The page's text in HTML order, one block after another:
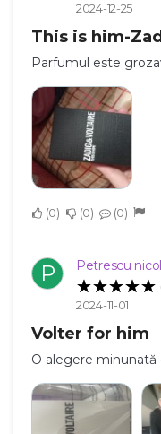
2024-12-25
This is him-
Parfumul este
0 0 0
P Petrescu
2024-11-01
Volter for him
O alegere minunată
Creeaza o
Numele listei de